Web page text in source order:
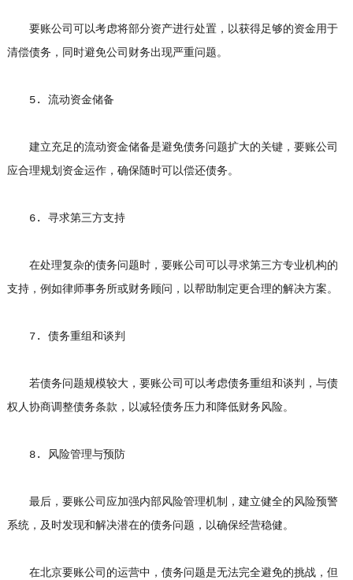
要账公司可以考虑将部分资产进行处置，以获得足够的资金用于
清偿债务，同时避免公司财务出现严重问题。
5. 流动资金储备
建立充足的流动资金储备是避免债务问题扩大的关键，要账公司
应合理规划资金运作，确保随时可以偿还债务。
6. 寻求第三方支持
在处理复杂的债务问题时，要账公司可以寻求第三方专业机构的
支持，例如律师事务所或财务顾问，以帮助制定更合理的解决方案。
7. 债务重组和谈判
若债务问题规模较大，要账公司可以考虑债务重组和谈判，与债
权人协商调整债务条款，以减轻债务压力和降低财务风险。
8. 风险管理与预防
最后，要账公司应加强内部风险管理机制，建立健全的风险预警
系统，及时发现和解决潜在的债务问题，以确保经营稳健。
在北京要账公司的运营中，债务问题是无法完全避免的挑战，但